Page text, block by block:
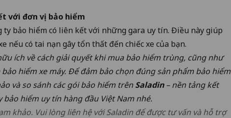
với đơn vị bảo hiểm
ty bảo hiểm có liên kết với những gara uy tín. Điều này giúp
nếu có tai nạn gây tổn thất đến chiếc xe của bạn.
ích về cách giải quyết khi mua bảo hiểm trùng, cũng như
hiểm xe máy. Để đảm bảo chọn đúng sản phẩm bảo hiểm
và so sánh các gói bảo hiểm trên Saladin– nền tảng kết
hiểm uy tín hàng đầu Việt Namnhé.
khảo. Vui lòng liên hệ với Saladin để được tư vấn và hỗ trợ